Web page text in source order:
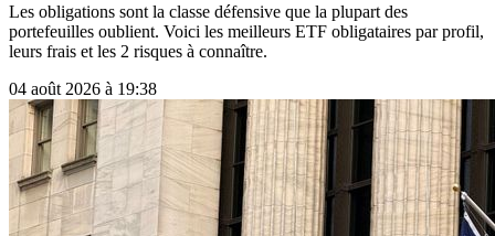
Les obligations sont la classe défensive que la plupart des
portefeuilles oublient. Voici les meilleurs ETF obligataires par profil,
leurs frais et les 2 risques à connaître.
04 août 2026 à 19:38